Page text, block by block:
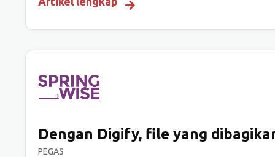
Dengan Digify, file yang
PEGAS